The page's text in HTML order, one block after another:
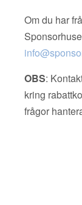
Om du har
OBS:
kring
frågor